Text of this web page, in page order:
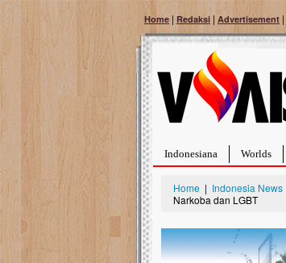
Home | Redaksi | Advertisement |
Indonesiana Worlds
Home | Indonesia News
Narkoba dan LGBT